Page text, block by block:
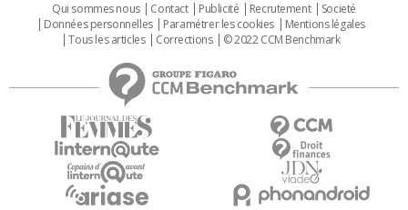
Qui sommes nous Contact Publicité Recrutement
Societé
Données personnelles
Paramétrer les cookies
Mentions légales
Tous les articles
Corrections © 2022 CCM Benchmark